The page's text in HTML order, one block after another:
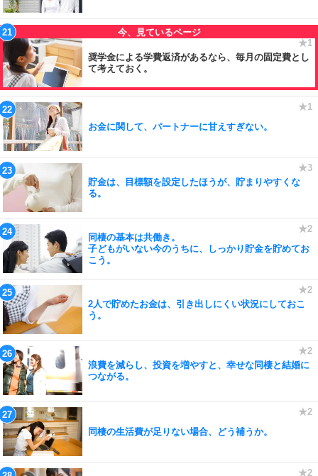
奨学金による学費返済があるなら、毎月の固定費とし
て考えておく。
お金に関して、パートナーに甘えすぎない。
貯金は、目標額を設定したほうが、貯まりやすくな
る。
同棲の基本は共働き。
子どもがいない今のうちに、しっかり貯金を貯めてお
こう。
2人で貯めたお金は、引き出しにくい状況にしておこ
う。
浪費を減らし、投資を増やすと、幸せな同棲と結婚に
つながる。
同棲の生活費が足りない場合、どう補うか。